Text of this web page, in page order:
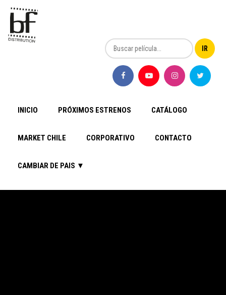
INICIO PRÓXIMOS ESTRENOS CATÁLOGO
MARKET CHILE CORPORATIVO CONTACTO
CAMBIAR DE PAIS ▼